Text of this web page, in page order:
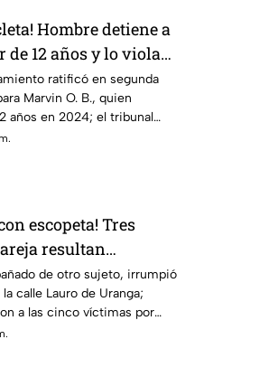
Hombre detiene a
de 12 años y lo viola
logró escapar
ratificó en segunda
Marvin O. B., quien
años en 2024; el tribunal
por la defensa
escopeta! Tres
resultan
en Ciudad Juárez
de otro sujeto, irrumpió
calle Lauro de Uranga;
a las cinco víctimas por